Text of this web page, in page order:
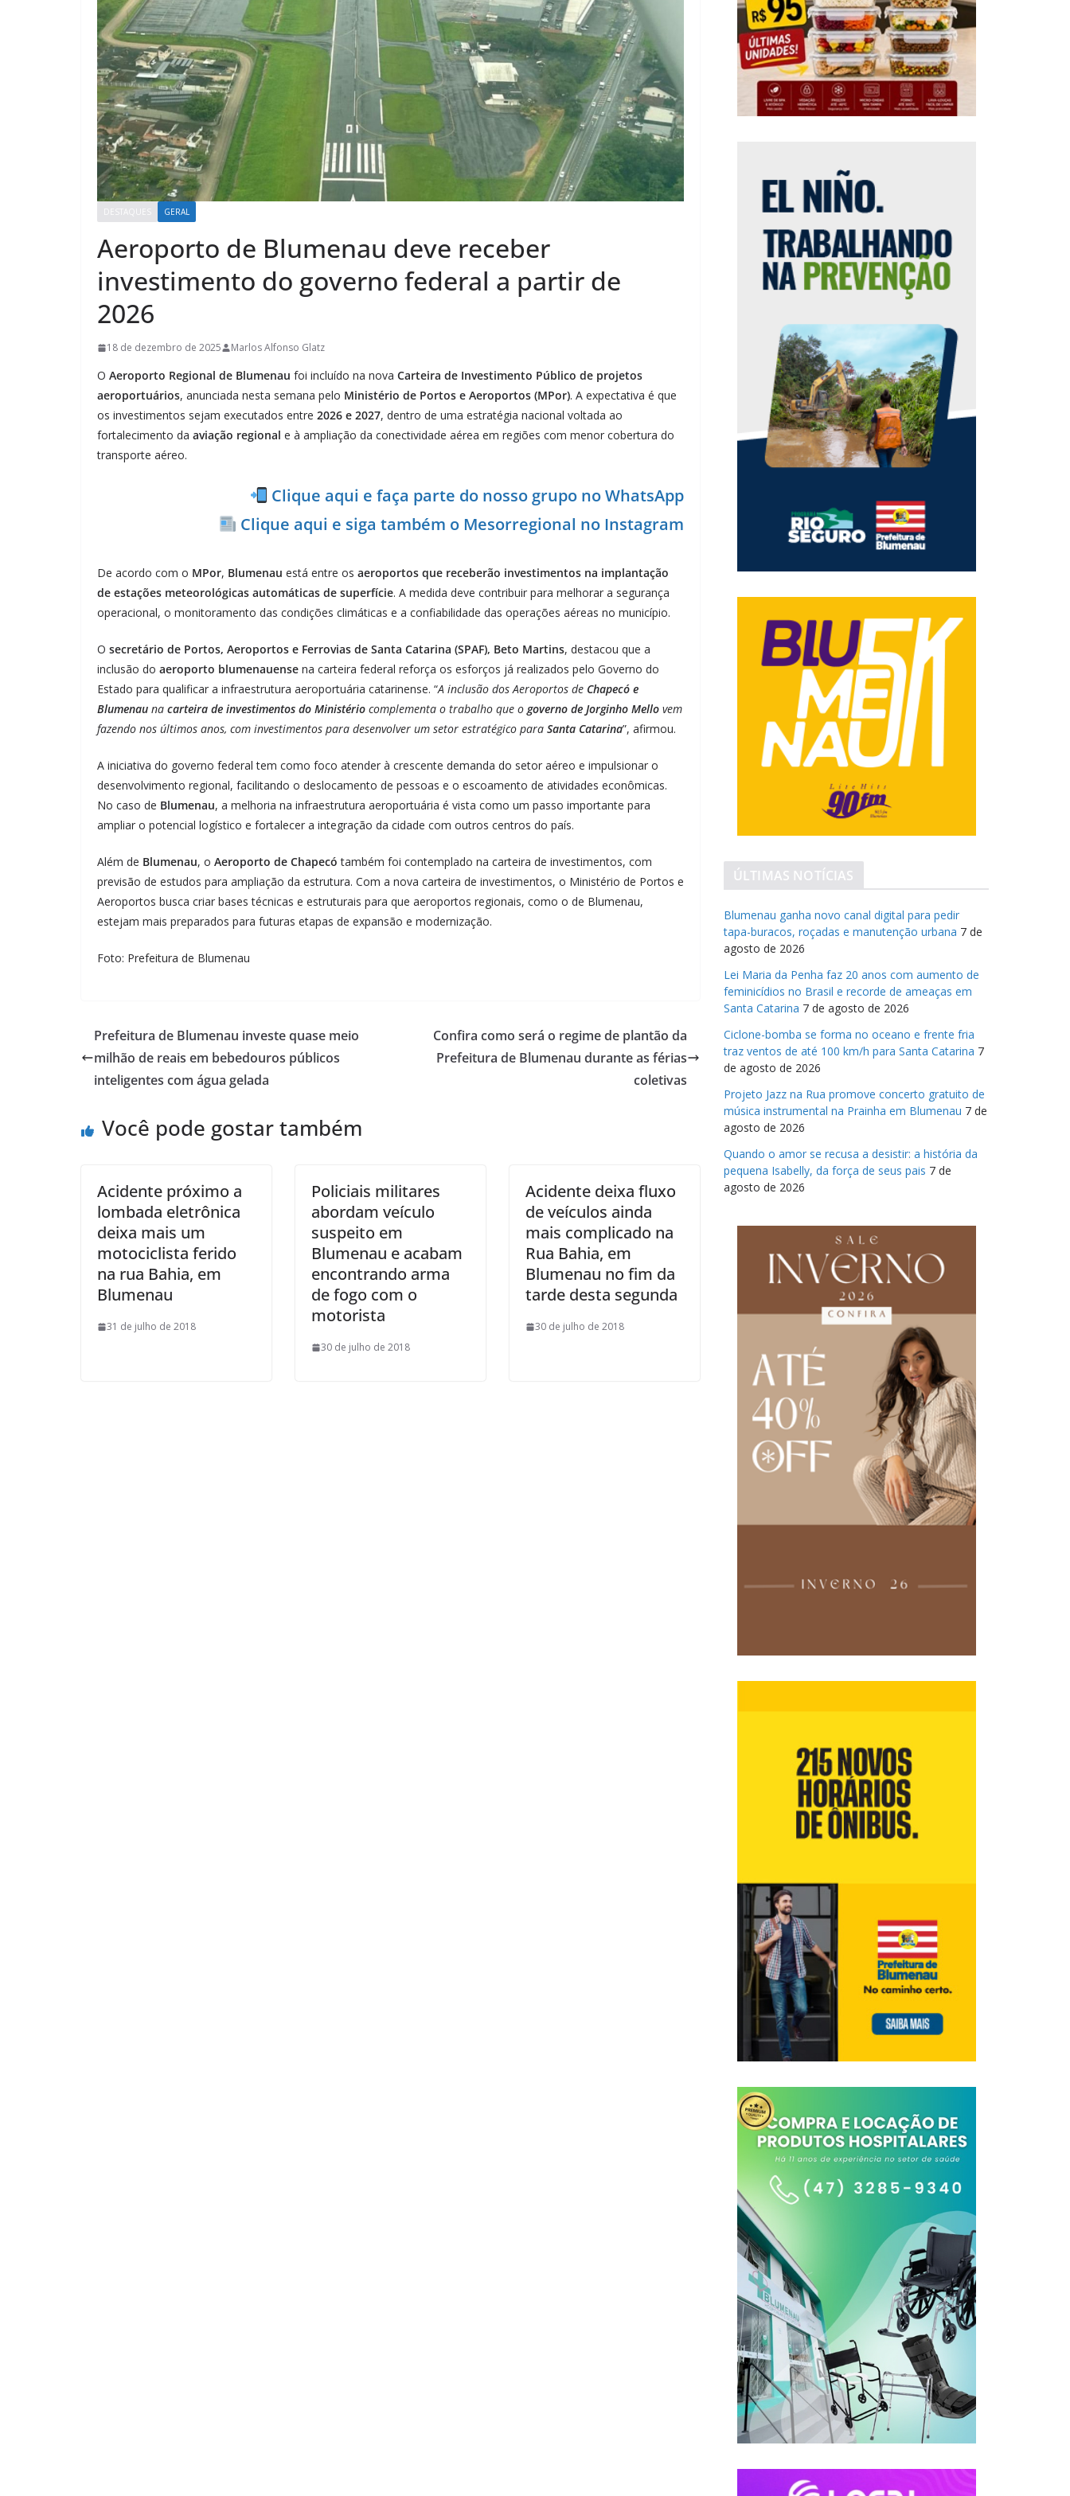
DESTAQUES GERAL
Aeroporto de Blumenau deve receber
investimento do governo federal a partir de
2026
18 de dezembro de 2025 Marlos Alfonso Glatz
O Aeroporto Regional de Blumenau foi incluído na nova Carteira de Investimento Público de projetos
aeroportuários, anunciada nesta semana pelo Ministério de Portos e Aeroportos (MPor). A expectativa é que
os investimentos sejam executados entre 2026 e 2027, dentro de uma estratégia nacional voltada ao
fortalecimento da aviação regional e à ampliação da conectividade aérea em regiões com menor cobertura do
transporte aéreo.
Clique aqui e faça parte do nosso grupo no WhatsApp
Clique aqui e siga também o Mesorregional no Instagram
De acordo com o MPor, Blumenau está entre os aeroportos que receberão investimentos na implantação
de estações meteorológicas automáticas de superfície. A medida deve contribuir para melhorar a segurança
operacional, o monitoramento das condições climáticas e a confiabilidade das operações aéreas no município.
O secretário de Portos, Aeroportos e Ferrovias de Santa Catarina (SPAF), Beto Martins, destacou que a
inclusão do aeroporto blumenauense na carteira federal reforça os esforços já realizados pelo Governo do
Estado para qualificar a infraestrutura aeroportuária catarinense. “A inclusão dos Aeroportos de Chapecó e
Blumenau na carteira de investimentos do Ministério complementa o trabalho que o governo de Jorginho Mello vem
fazendo nos últimos anos, com investimentos para desenvolver um setor estratégico para Santa Catarina”, afirmou.
A iniciativa do governo federal tem como foco atender à crescente demanda do setor aéreo e impulsionar o
desenvolvimento regional, facilitando o deslocamento de pessoas e o escoamento de atividades econômicas.
No caso de Blumenau, a melhoria na infraestrutura aeroportuária é vista como um passo importante para
ampliar o potencial logístico e fortalecer a integração da cidade com outros centros do país.
Além de Blumenau, o Aeroporto de Chapecó também foi contemplado na carteira de investimentos, com
previsão de estudos para ampliação da estrutura. Com a nova carteira de investimentos, o Ministério de Portos e
Aeroportos busca criar bases técnicas e estruturais para que aeroportos regionais, como o de Blumenau,
estejam mais preparados para futuras etapas de expansão e modernização.
Foto: Prefeitura de Blumenau
Prefeitura de Blumenau investe quase meio
milhão de reais em bebedouros públicos
inteligentes com água gelada
Confira como será o regime de plantão da
Prefeitura de Blumenau durante as férias
coletivas
Você pode gostar também
Acidente próximo a
lombada eletrônica
deixa mais um
motociclista ferido
na rua Bahia, em
Blumenau
31 de julho de 2018
Policiais militares
abordam veículo
suspeito em
Blumenau e acabam
encontrando arma
de fogo com o
motorista
30 de julho de 2018
Acidente deixa fluxo
de veículos ainda
mais complicado na
Rua Bahia, em
Blumenau no fim da
tarde desta segunda
30 de julho de 2018
ÚLTIMAS NOTÍCIAS
Blumenau ganha novo canal digital para pedir
tapa-buracos, roçadas e manutenção urbana 7 de
agosto de 2026
Lei Maria da Penha faz 20 anos com aumento de
feminicídios no Brasil e recorde de ameaças em
Santa Catarina 7 de agosto de 2026
Ciclone-bomba se forma no oceano e frente fria
traz ventos de até 100 km/h para Santa Catarina 7
de agosto de 2026
Projeto Jazz na Rua promove concerto gratuito de
música instrumental na Prainha em Blumenau 7 de
agosto de 2026
Quando o amor se recusa a desistir: a história da
pequena Isabelly, da força de seus pais 7 de
agosto de 2026